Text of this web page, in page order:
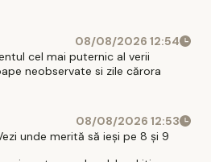
08/08/2026 12:54
cel mai puternic al verii
neobservate si zile cărora
08/08/2026 12:53
unde merită să ieși pe 8 și 9